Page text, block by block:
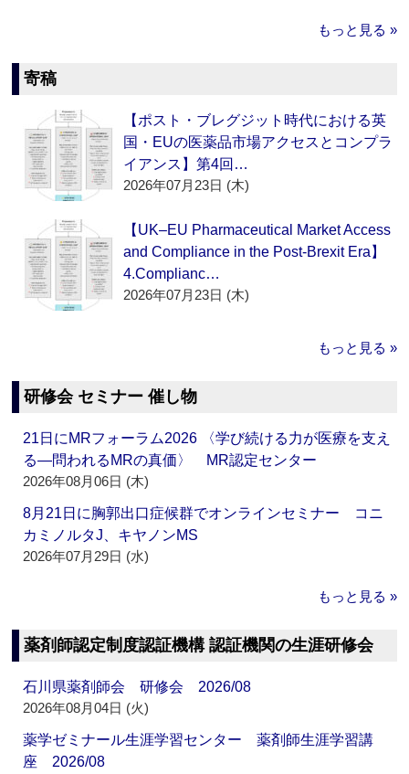
もっと見る »
寄稿
【ポスト・ブレグジット時代における英
国・EUの医薬品市場アクセスとコンプラ
イアンス】第4回…
2026年07月23日 (木)
【UK–EU Pharmaceutical Market Access
and Compliance in the Post-Brexit Era】
4.Complianc…
2026年07月23日 (木)
もっと見る »
研修会 セミナー 催し物
21日にMRフォーラム2026 〈学び続ける力が医療を支え
る―問われるMRの真価〉 MR認定センター
2026年08月06日 (木)
8月21日に胸郭出口症候群でオンラインセミナー コニ
カミノルタJ、キヤノンMS
2026年07月29日 (水)
もっと見る »
薬剤師認定制度認証機構 認証機関の生涯研修会
石川県薬剤師会 研修会 2026/08
2026年08月04日 (火)
薬学ゼミナール生涯学習センター 薬剤師生涯学習講
座 2026/08